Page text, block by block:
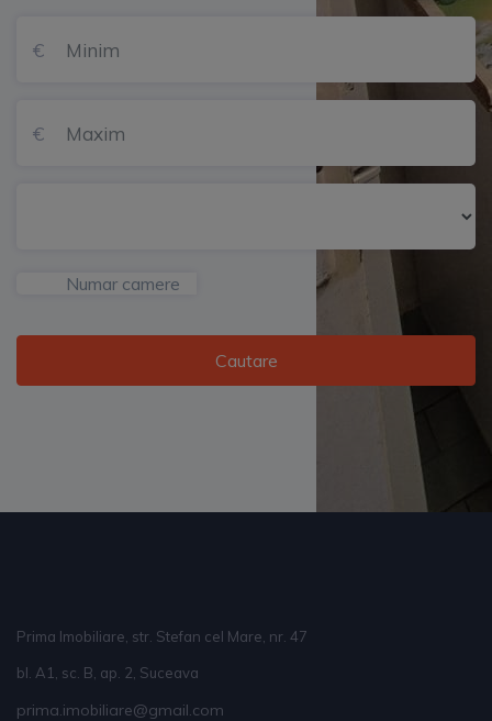
Numar camere
Cautare
Prima Imobiliare, str. Stefan cel Mare, nr. 47
bl. A1, sc. B, ap. 2, Suceava
prima.imobiliare@gmail.com